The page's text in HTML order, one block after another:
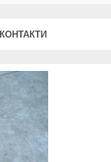
КОНТАКТИ